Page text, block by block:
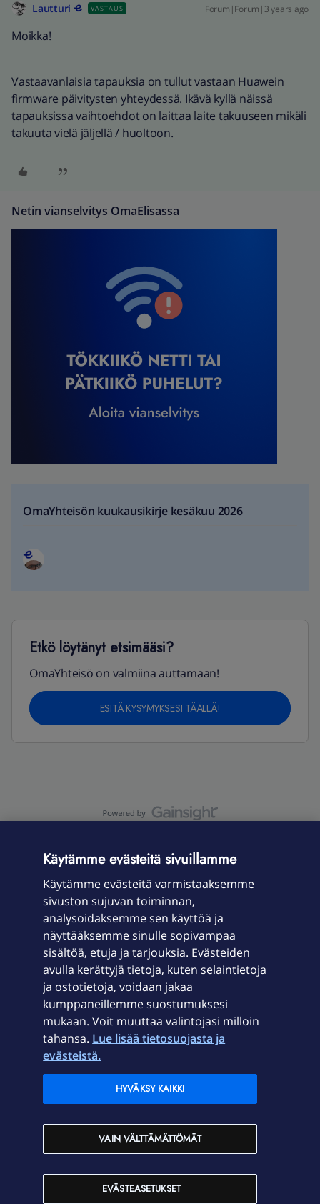
Lautturi VASTAUS Forum|Forum|3 years ago
Moikka!
Vastaavanlaisia tapauksia on tullut vastaan Huawein
firmware päivitysten yhteydessä. Ikävä kyllä näissä
tapauksissa vaihtoehdot on laittaa laite takuuseen mikäli
takuuta vielä jäljellä / huoltoon.
Netin vianselvitys OmaElisassa
OmaYhteisön kuukausikirje kesäkuu 2026
Etkö löytänyt etsimääsi?
OmaYhteisö on valmiina auttamaan!
ESITÄ KYSYMYKSESI TÄÄLLÄ!
Laitteet & liittymät
Palvelut
Ajankohtaista
Elisa Oyj
In English
Käytämme evästeitä sivuillamme
Käytämme evästeitä varmistaaksemme
sivuston sujuvan toiminnan,
analysoidaksemme sen käyttöä ja
näyttääksemme sinulle sopivampaa
sisältöä, etuja ja tarjouksia. Evästeiden
avulla kerättyjä tietoja, kuten selaintietoja
ja ostotietoja, voidaan jakaa
kumppaneillemme suostumuksesi
mukaan. Voit muuttaa valintojasi milloin
tahansa. Lue lisää tietosuojasta ja
evästeistä.
EVÄSTEASETUKSET
VAIN VÄLTTÄMÄTTÖMÄT
HYVÄKSY KAIKKI